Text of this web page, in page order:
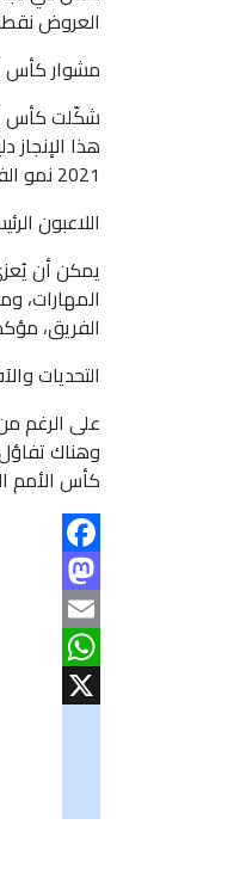
العروض
مشوار كأس الأمم
هذا
2021 نمو الفريق فحسب، بل ألهم أيضًا جيلًا جديدًا من لاعبي كرة القدم في البلاد.
اللاعبون
يمكن أن
المهارات،
الفريق،
التحديات
على الرغم
وهناك
كأس الأمم
Facebook
Mastodon
Email
WhatsApp